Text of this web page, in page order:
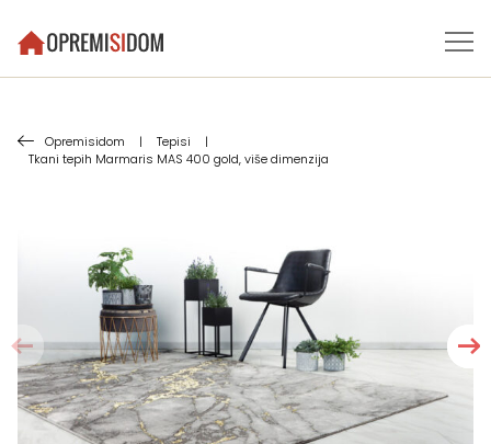
Opremisidom | Tepisi
|
Tkani tepih Marmaris MAS 400 gold, više dimenzija